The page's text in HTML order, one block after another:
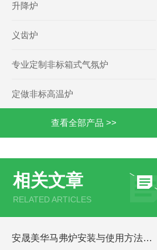
升降炉
义齿炉
专业定制非标箱式气氛炉
定做非标高温炉
查看全部产品 >>
相关文章
RELATED ARTICLES
安晟美华马弗炉安装与使用方法介绍